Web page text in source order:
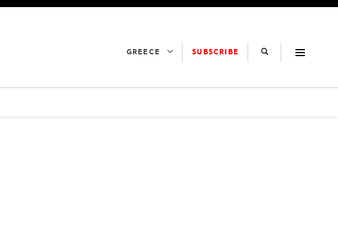
GREECE SUBSCRIBE